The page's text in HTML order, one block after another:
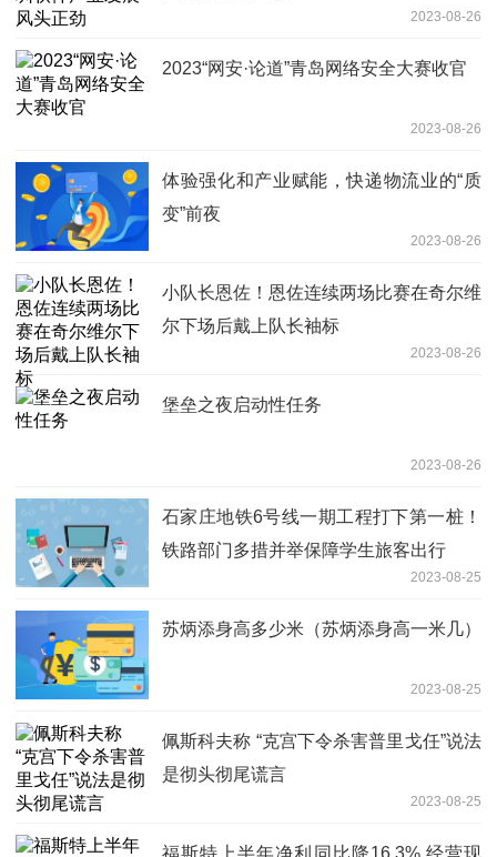
2023-08-26
2023“网安·论道”青岛网络安全大赛收官
2023-08-26
体验强化和产业赋能，快递物流业的“质
变”前夜
2023-08-26
小队长恩佐！恩佐连续两场比赛在奇尔维
尔下场后戴上队长袖标
2023-08-26
堡垒之夜启动性任务
2023-08-26
石家庄地铁6号线一期工程打下第一桩！
铁路部门多措并举保障学生旅客出行
2023-08-25
苏炳添身高多少米（苏炳添身高一米几）
2023-08-25
佩斯科夫称 “克宫下令杀害普里戈任”说法
是彻头彻尾谎言
2023-08-25
福斯特上半年净利同比降16.3% 经营现